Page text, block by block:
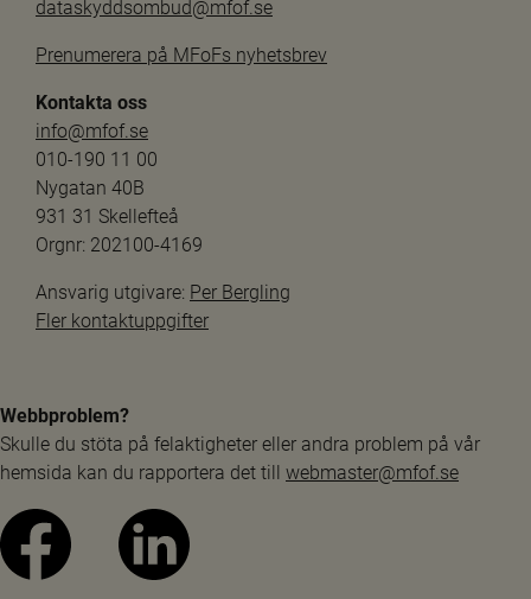
dataskyddsombud@mfof.se
Prenumerera på MFoFs nyhetsbrev
Kontakta oss
info@mfof.se
010-190 11 00
Nygatan 40B
931 31 Skellefteå
Orgnr: 202100-4169
Ansvarig utgivare: Per Bergling
Fler kontaktuppgifter
Webbproblem?
Skulle du stöta på felaktigheter eller andra problem på vår
hemsida kan du rapportera det till webmaster@mfof.se